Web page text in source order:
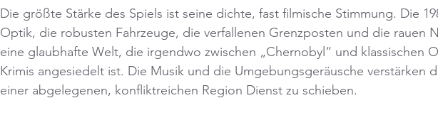
Die größte Stärke des Spiels ist seine dichte, fast filmische Stimmung. Die
Optik, die robusten Fahrzeuge, die verfallenen Grenzposten und die rauen
eine glaubhafte Welt, die irgendwo zwischen „Chernobyl“ und klassischen
Krimis angesiedelt ist. Die Musik und die Umgebungsgeräusche verstärken
einer abgelegenen, konfliktreichen Region Dienst zu schieben.